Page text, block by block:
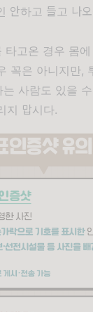
안하고 들고 나
타고온 경우 몸
꼭은 아니지만,
사람도 있을
지 맙시다.